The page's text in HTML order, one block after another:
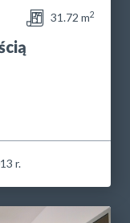
31.72 m2
r.